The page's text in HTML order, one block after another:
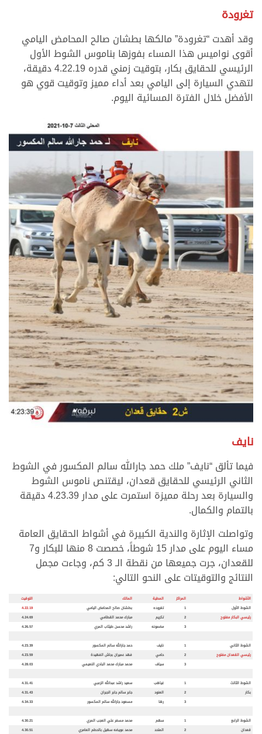
تغرودة
وقد أهدت “تغرودة” مالكها بطشان صالح المحامض اليامي
أقوى نواميس هذا المساء بفوزها بناموس الشوط الأول
الرئيسي للحقايق بكار، بتوقيت زمني قدره 4.22.19 دقيقة،
لتهدي السيارة إلى اليامي بعد أداء مميز وتوقيت قوي هو
الأفضل خلال الفترة المسائية اليوم.
نايف
فيما تألق “نايف” ملك حمد جارالله سالم المكسور في الشوط
الثاني الرئيسي للحقايق قعدان، ليقتنص ناموس الشوط
والسيارة بعد رحلة مميزة استمرت على مدار 4.23.39 دقيقة
بالتمام والكمال.
وتواصلت الإثارة والندية الكبيرة في أشواط الحقايق العامة
مساء اليوم على مدار 15 شوطاً، خصصت 8 منها للبكار و7
للقعدان، جرت جميعها من نقطة الـ 3 كم، وجاءت مجمل
النتائج والتوقيتات على النحو التالي:
الأشواط المراكز المطية المالك
التوقيت
الشوط الأول
1 تغروده بطشان صالح المحامض اليامي
4.22.19
رئيسي البكار مفتوح
2 تكريم مبارك محمد القطامي
4.24.69
3
مضمونه راشد محسن طيثاب المري 4.26.57
الشوط الثاني 1 نايف حمد جارالله سالم المكسور
4.23.39
رئيسي القعدان مفتوح
2 حامي فهد عميران بجاش الفهيدة
4.23.59
3
سياف محمد مبارك محمد البادي النعيمي 4.28.03
الشوط الثالث 1 غياهب سعيد راشد عبدالله الزعبي
4.31.41
بكار
2 العنود جابر سالم جابر الجبران
4.31.43
3
رها مسعود جارالله سالم المكسور 4.34.33
الشوط الرابع 1 سهم محمد مسفر علي العجب المري
4.30.21
قعدان
2 المتحد محمد عويضه سهيل بالحطم العامري
4.30.51